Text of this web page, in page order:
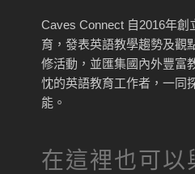
Caves Connect 自2016年創
育，發表英語教學趨勢及觀
修活動，並匯集國內外豐富
忱的英語教育工作者，一同
能。
在這裡也可以